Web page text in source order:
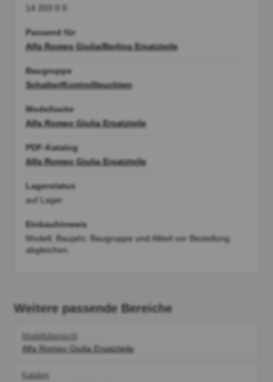
14 203 0 0
Passend für
Alfa Romeo Giulia/Berlina Ersatzteile
Baugruppe
Schalter/Kontrollleuchten
Modellseite
Alfa Romeo Giulia Ersatzteile
PDF-Katalog
Alfa Romeo Giulia Ersatzteile
Lagerstatus
auf Lager
Einbauhinweis
Modell, Baujahr, Baugruppe und Altteil vor Bestellung
abgleichen.
Weitere passende Bereiche
Modellübersicht
Alfa Romeo Giulia Ersatzteile
Katalog